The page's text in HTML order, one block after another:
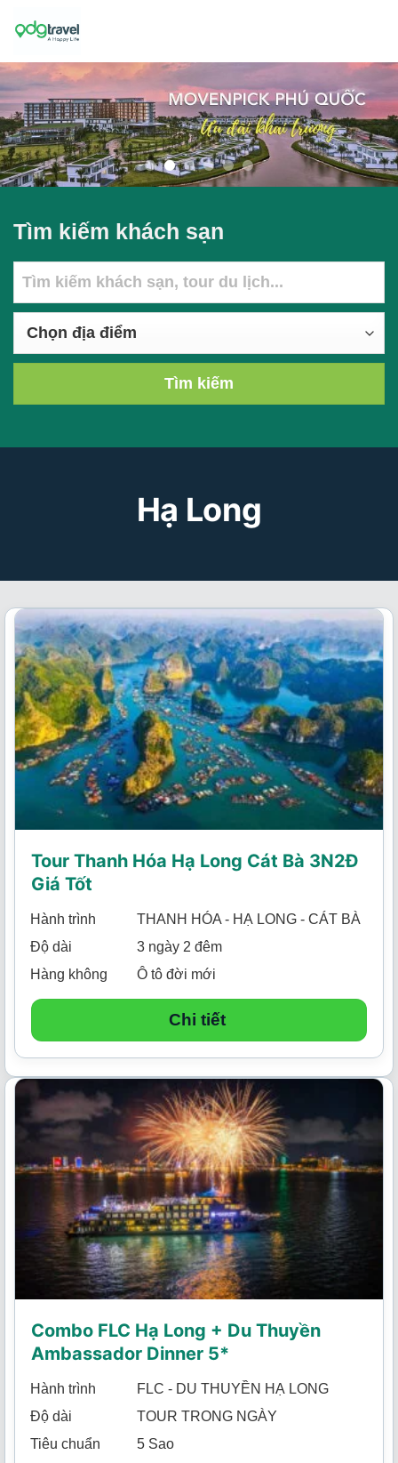
Tìm kiếm khách sạn
Tìm kiếm
Hạ Long
Tour Thanh Hóa Hạ Long Cát Bà 3N2Đ
Giá Tốt
Hành trình
THANH HÓA - HẠ LONG - CÁT BÀ
Độ dài
3 ngày 2 đêm
Hàng không
Ô tô đời mới
Chi tiết
Combo FLC Hạ Long + Du Thuyền
Ambassador Dinner 5*
Hành trình
FLC - DU THUYỀN HẠ LONG
Độ dài
TOUR TRONG NGÀY
Tiêu chuẩn
5 Sao